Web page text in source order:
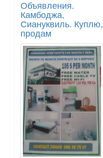
Объявления.
Камбоджа,
Сиануквиль. Куплю,
продам